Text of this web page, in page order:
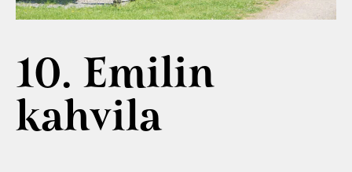
Vaellusreitti
Kestävä kehitys
Varaa tilat
Rakennukset
Museokokoelmat
YSTÄVÄT
Vuosikertomukset
10. Emilin
kahvila